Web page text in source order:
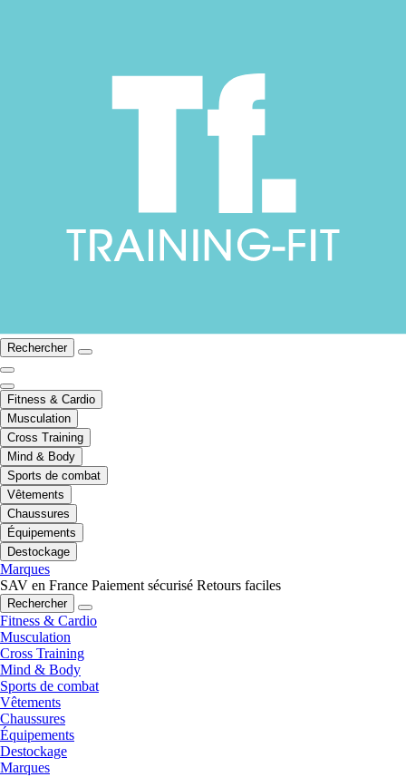
Rechercher
Fitness & Cardio
Musculation
Cross Training
Mind & Body
Sports de combat
Vêtements
Chaussures
Équipements
Destockage
Marques
SAV en France Paiement sécurisé Retours faciles
Rechercher
Fitness & Cardio
Musculation
Cross Training
Mind & Body
Sports de combat
Vêtements
Chaussures
Équipements
Destockage
Marques